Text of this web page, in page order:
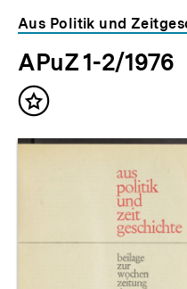
Aus Politik und
APuZ 1-2/1976
Inhalt